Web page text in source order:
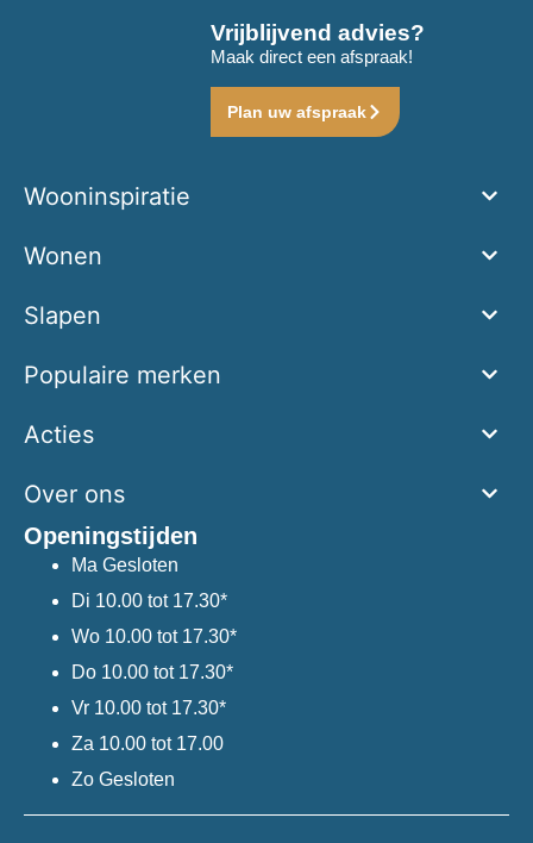
Vrijblijvend advies?
Maak direct een afspraak!
Plan uw afspraak
Wooninspiratie
Wonen
Slapen
Populaire merken
Acties
Over ons
Openingstijden
Ma Gesloten
Di 10.00 tot 17.30*
Wo 10.00 tot 17.30*
Do 10.00 tot 17.30*
Vr 10.00 tot 17.30*
Za 10.00 tot 17.00
Zo Gesloten